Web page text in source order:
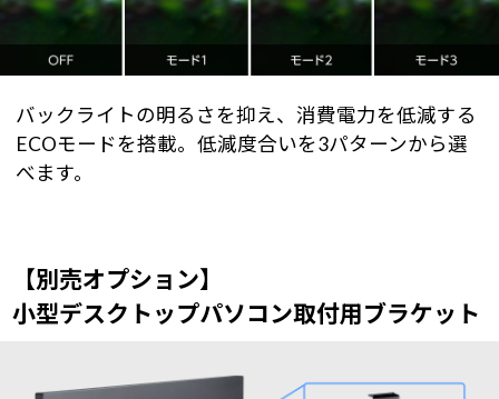
バックライトの明るさを抑え、消費電力を低減する
ECOモードを搭載。低減度合いを3パターンから選
べます。
【別売オプション】
小型デスクトップパソコン取付用ブラケット